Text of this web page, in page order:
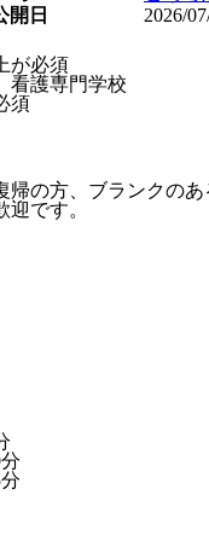
開日
2026/
が必須
護専門学校
須
帰の方、ブランクの
です。